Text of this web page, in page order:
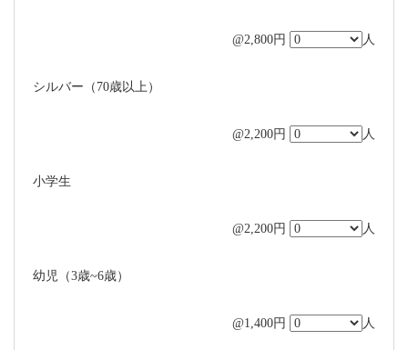
@2,800円 人
シルバー（70歳以上）
@2,200円 人
小学生
@2,200円 人
幼児（3歳~6歳）
@1,400円 人